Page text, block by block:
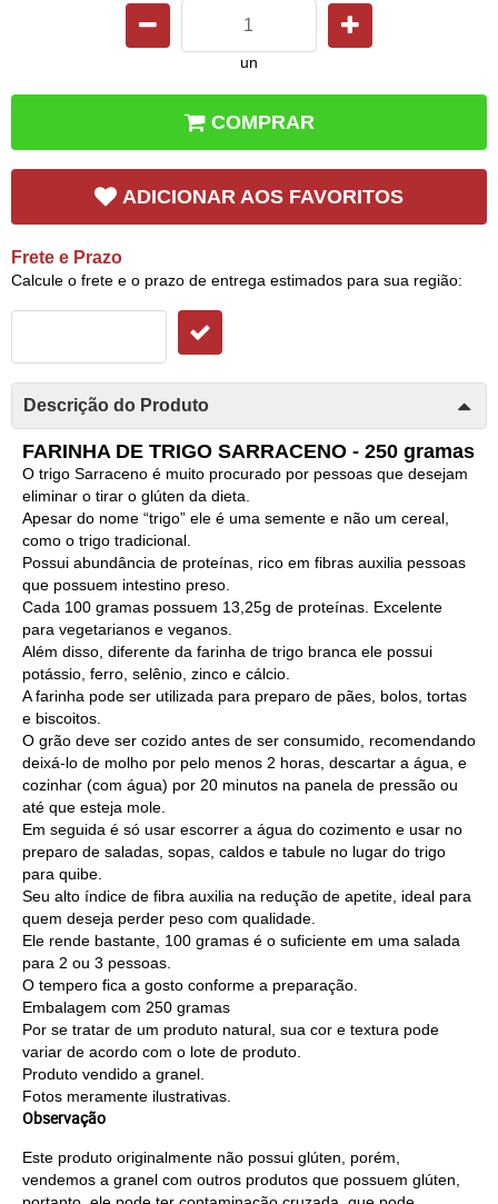
un
COMPRAR
ADICIONAR AOS FAVORITOS
Frete e Prazo
Calcule o frete e o prazo de entrega estimados para sua região:
Descrição do Produto
FARINHA DE TRIGO SARRACENO - 250 gramas
O trigo Sarraceno é muito procurado por pessoas que desejam
eliminar o tirar o glúten da dieta.
Apesar do nome “trigo” ele é uma semente e não um cereal,
como o trigo tradicional.
Possui abundância de proteínas, rico em fibras auxilia pessoas
que possuem intestino preso.
Cada 100 gramas possuem 13,25g de proteínas. Excelente
para vegetarianos e veganos.
Além disso, diferente da farinha de trigo branca ele possui
potássio, ferro, selênio, zinco e cálcio.
A farinha pode ser utilizada para preparo de pães, bolos, tortas
e biscoitos.
O grão deve ser cozido antes de ser consumido, recomendando
deixá-lo de molho por pelo menos 2 horas, descartar a água, e
cozinhar (com água) por 20 minutos na panela de pressão ou
até que esteja mole.
Em seguida é só usar escorrer a água do cozimento e usar no
preparo de saladas, sopas, caldos e tabule no lugar do trigo
para quibe.
Seu alto índice de fibra auxilia na redução de apetite, ideal para
quem deseja perder peso com qualidade.
Ele rende bastante, 100 gramas é o suficiente em uma salada
para 2 ou 3 pessoas.
O tempero fica a gosto conforme a preparação.
Embalagem com 250 gramas
Por se tratar de um produto natural, sua cor e textura pode
variar de acordo com o lote de produto.
Produto vendido a granel.
Fotos meramente ilustrativas.
Observação
Este produto originalmente não possui glúten, porém,
vendemos a granel com outros produtos que possuem glúten,